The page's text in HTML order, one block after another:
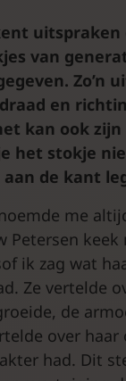
uitspraken
van
Zo’n
en
kan ook
het stokje
de kant
me
Petersen
ik zag wat
Ze vertelde
de
over haar
had. Dit